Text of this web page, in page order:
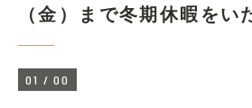
（金）まで冬期休暇をい
01 / 00